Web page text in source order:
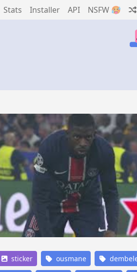
Stats Installer API NSFW 🥵
sticker ousmane